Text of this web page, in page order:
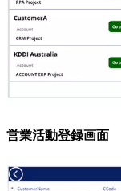
営業活動登録画面